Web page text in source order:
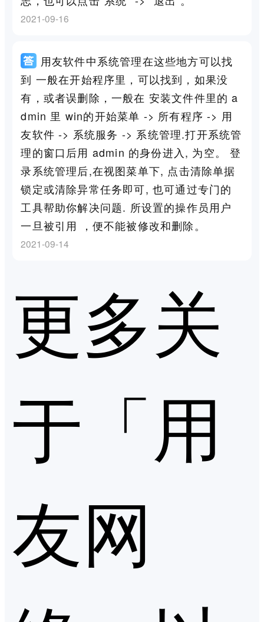
2021-09-16
用友软件中系统管理在这些地方可以找
到 一般在开始程序里，可以找到，如果没
有，或者误删除，一般在 安装文件件里的 a
dmin 里 win的开始菜单 -> 所有程序 -> 用
友软件 -> 系统服务 -> 系统管理.打开系统管
理的窗口后用 admin 的身份进入, 为空。 登
录系统管理后,在视图菜单下, 点击清除单据
锁定或清除异常任务即可, 也可通过专门的
工具帮助你解决问题. 所设置的操作员用户
一旦被引用 ，便不能被修改和删除。
2021-09-14
更多关
于「用
友网